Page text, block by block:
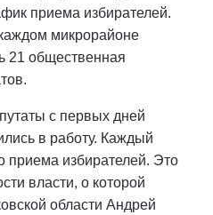
приема избирателей.
микрорайоне
21 общественная
с первых дней
в работу. Каждый
приема избирателей. Это
власти, о которой
области Андрей